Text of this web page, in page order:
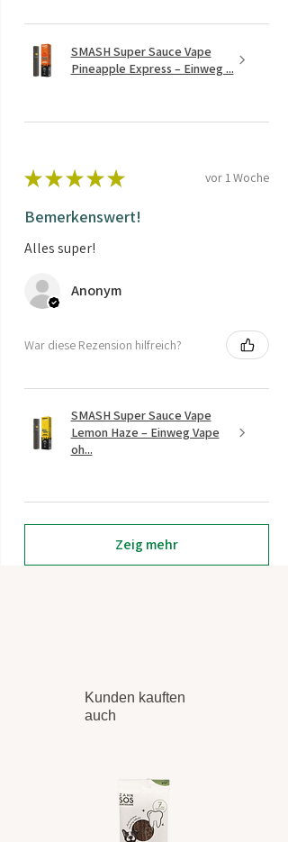
SMASH Super Sauce Vape
Pineapple Express – Einweg ...
★ ★ ★ ★ ★ vor 1 Woche
Bemerkenswert!
Alles super!
Anonym
War diese Rezension hilfreich?
SMASH Super Sauce Vape
Lemon Haze – Einweg Vape
oh...
Zeig mehr
Kunden kauften
auch